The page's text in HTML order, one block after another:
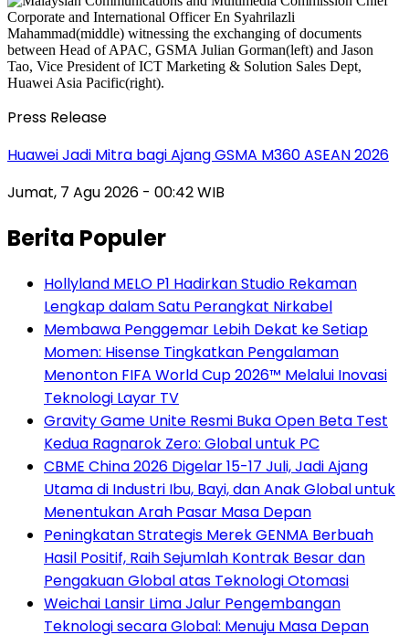
Press Release
Huawei Jadi Mitra bagi Ajang GSMA M360 ASEAN 2026
Jumat, 7 Agu 2026 - 00:42 WIB
Berita Populer
Hollyland MELO P1 Hadirkan Studio Rekaman
Lengkap dalam Satu Perangkat Nirkabel
Membawa Penggemar Lebih Dekat ke Setiap
Momen: Hisense Tingkatkan Pengalaman
Menonton FIFA World Cup 2026™ Melalui Inovasi
Teknologi Layar TV
Gravity Game Unite Resmi Buka Open Beta Test
Kedua Ragnarok Zero: Global untuk PC
CBME China 2026 Digelar 15-17 Juli, Jadi Ajang
Utama di Industri Ibu, Bayi, dan Anak Global untuk
Menentukan Arah Pasar Masa Depan
Peningkatan Strategis Merek GENMA Berbuah
Hasil Positif, Raih Sejumlah Kontrak Besar dan
Pengakuan Global atas Teknologi Otomasi
Weichai Lansir Lima Jalur Pengembangan
Teknologi secara Global: Menuju Masa Depan